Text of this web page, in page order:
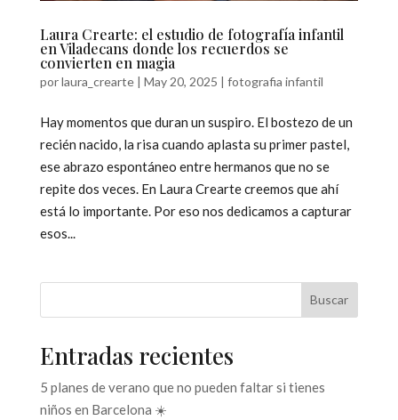
Laura Crearte: el estudio de fotografía infantil
en Viladecans donde los recuerdos se
convierten en magia
porlaura_crearte| May 20, 2025 | fotografia infantil
Hay momentos que duran un suspiro. El bostezo de un
recién nacido, la risa cuando aplasta su primer pastel,
ese abrazo espontáneo entre hermanos que no se
repite dos veces. En Laura Crearte creemos que ahí
está lo importante. Por eso nos dedicamos a capturar
esos...
Buscar
Entradas recientes
5 planes de verano que no pueden faltar si tienes
niños en Barcelona ☀️